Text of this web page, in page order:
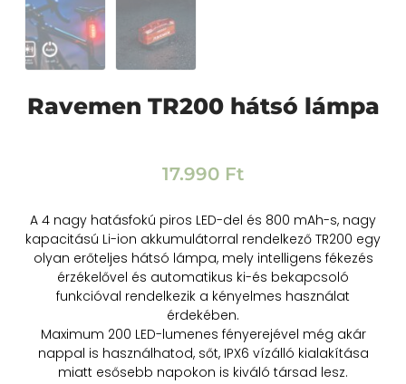
Ravemen TR200 hátsó lámpa
17.990 Ft
A 4 nagy hatásfokú piros LED-del és 800 mAh-s, nagy
kapacitású Li-ion akkumulátorral rendelkező TR200 egy
olyan erőteljes hátsó lámpa, mely intelligens fékezés
érzékelővel és automatikus ki-és bekapcsoló
funkcióval rendelkezik a kényelmes használat
érdekében.
Maximum 200 LED-lumenes fényerejével még akár
nappal is használhatod, sőt, IPX6 vízálló kialakítása
miatt esősebb napokon is kiváló társad lesz.